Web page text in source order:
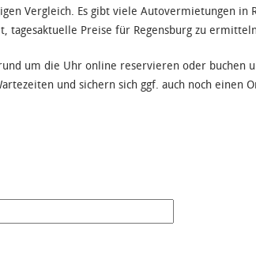
Vergleich. Es gibt viele Autovermietungen in
tagesaktuelle Preise für Regensburg zu
um die Uhr online reservieren oder buchen
und sichern sich ggf. auch noch einen